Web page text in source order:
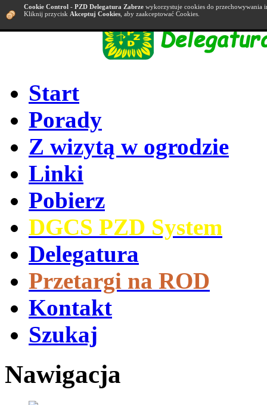
Start
Porady
Z wizytą w ogrodzie
Linki
Pobierz
DGCS PZD System
Delegatura
Przetargi na ROD
Kontakt
Szukaj
Nawigacja
Cookie Control - PZD Delegatura Zabrze wykorzystuje cookies do przechowywania
Kliknij przycisk Akceptuj Cookies , aby zaakceptować Cookies.